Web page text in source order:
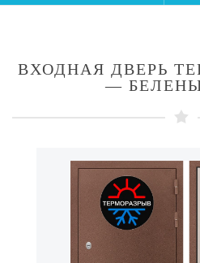
ВХОДНАЯ ДВЕРЬ
—